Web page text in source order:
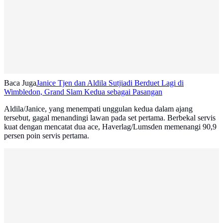
Baca JugaJanice Tjen dan Aldila Sutjiadi Berduet Lagi di
Wimbledon, Grand Slam Kedua sebagai Pasangan
Aldila/Janice, yang menempati unggulan kedua dalam ajang
tersebut, gagal menandingi lawan pada set pertama. Berbekal servis
kuat dengan mencatat dua ace, Haverlag/Lumsden memenangi 90,9
persen poin servis pertama.